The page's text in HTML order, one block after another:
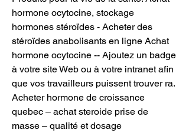
hormone ocytocine, stockage
hormones stéroïdes - Acheter des
stéroïdes anabolisants en ligne Achat
hormone ocytocine -- Ajoutez un badge
à votre site Web ou à votre intranet afin
que vos travailleurs puissent trouver ra.
Acheter hormone de croissance
quebec – achat steroide prise de
masse – qualité et dosage